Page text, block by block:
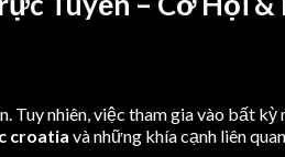
nhiên, việc tham gia vào bất
croatia và những khía cạnh liên quan.